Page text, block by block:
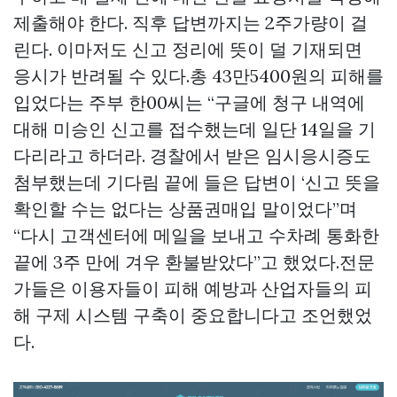
제출해야 한다. 직후 답변까지는 2주가량이 걸
린다. 이마저도 신고 정리에 뜻이 덜 기재되면
응시가 반려될 수 있다.총 43만5400원의 피해를
입었다는 주부 한00씨는 “구글에 청구 내역에
대해 미승인 신고를 접수했는데 일단 14일을 기
다리라고 하더라. 경찰에서 받은 임시응시증도
첨부했는데 기다림 끝에 들은 답변이 ‘신고 뜻을
확인할 수는 없다는 상품권매입 말이었다”며
“다시 고객센터에 메일을 보내고 수차례 통화한
끝에 3주 만에 겨우 환불받았다”고 했었다.전문
가들은 이용자들이 피해 예방과 산업자들의 피
해 구제 시스템 구축이 중요합니다고 조언했었
다.